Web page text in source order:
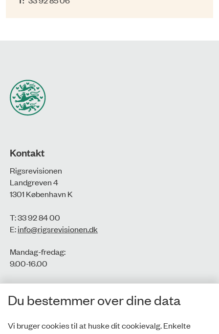
Kontakt
Rigsrevisionen
Landgreven 4
1301 København K
T: 33 92 84 00
E:info@rigsrevisionen.dk
Mandag-fredag:
9.00-16.00​
CVR-nr.: 77806113
EAN-nr.: 5798000016002
Du bestemmer over dine data
Vi bruger cookies til at huske dit cookievalg. Enkelte